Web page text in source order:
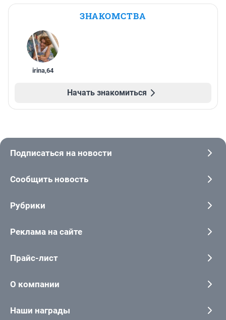
ЗНАКОМСТВА
irina,64
Начать знакомиться
Подписаться на новости
Сообщить новость
Рубрики
Реклама на сайте
Прайс-лист
О компании
Наши награды